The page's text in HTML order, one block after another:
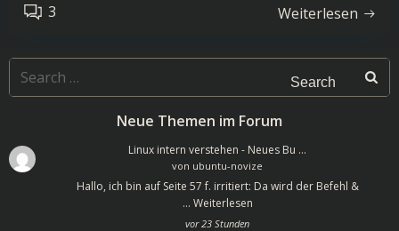
3 Weiterlesen
Search
for:
Neue Themen im Forum
Linux intern verstehen - Neues Bu …
von ubuntu-novize
Hallo, ich bin auf Seite 57 f. irritiert: Da wird der Befehl &
… Weiterlesen
vor 23 Stunden